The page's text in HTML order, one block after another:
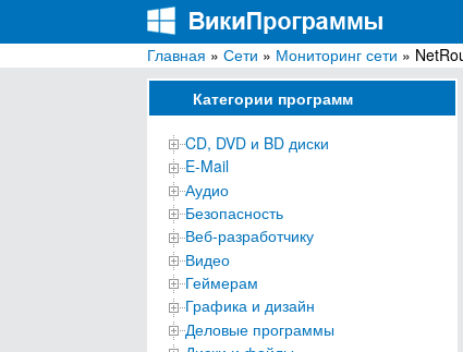
ВикиПрограммы
Энциклопедия бесплатных компьютерных
Главная » Сети » Мониторинг сети »
Категории программ
CD, DVD и BD диски
E-Mail
Аудио
Безопасность
Веб-разработчику
Видео
Геймерам
Графика и дизайн
Деловые программы